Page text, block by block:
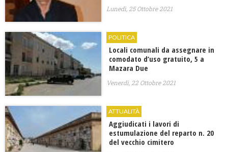
Lunedì, 25 Ottobre 2021
POLITICA
Locali comunali da assegnare in
comodato d’uso gratuito, 5 a
Mazara Due
Venerdì, 22 Ottobre 2021
ATTUALITÀ
Aggiudicati i lavori di
estumulazione del reparto n. 20
del vecchio cimitero